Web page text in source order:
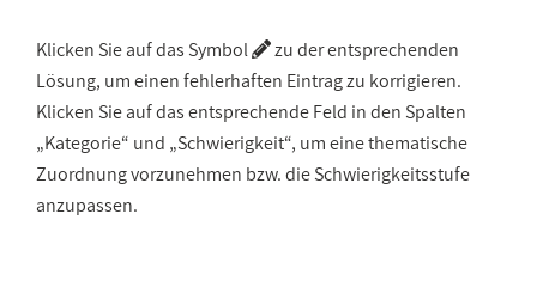
Klicken Sie auf das Symbol
zu der entsprechenden
Lösung, um einen fehlerhaften Eintrag zu korrigieren.
Klicken Sie auf das entsprechende Feld in den Spalten
„Kategorie“ und „Schwierigkeit“, um eine thematische
Zuordnung vorzunehmen bzw. die Schwierigkeitsstufe
anzupassen.